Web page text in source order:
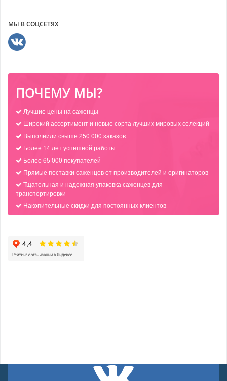
МЫ В СОЦСЕТЯХ
ПОЧЕМУ МЫ?
Лучшие цены на саженцы
Широкий ассортимент и новые сорта лучших мировых селекций
Выполнили свыше 250 000 заказов
Более 14 лет успешной работы
Более 65 000 покупателей
Прямые поставки саженцев от производителей и оригинаторов
Тщательная и надежная упаковка саженцев для
транспортировки
Накопительные скидки для постоянных клиентов